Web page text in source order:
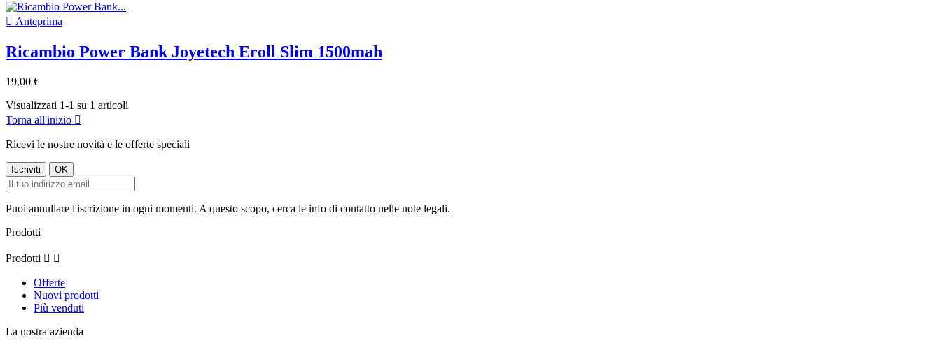
 Anteprima
Ricambio Power Bank Joyetech Eroll Slim 1500mah
19,00 €
Visualizzati 1-1 su 1 articoli
Torna all'inizio 
Ricevi le nostre novità e le offerte speciali
Puoi annullare l'iscrizione in ogni momenti. A questo scopo, cerca le info di contatto nelle note legali.
Prodotti
Prodotti  
Offerte
Nuovi prodotti
Più venduti
La nostra azienda